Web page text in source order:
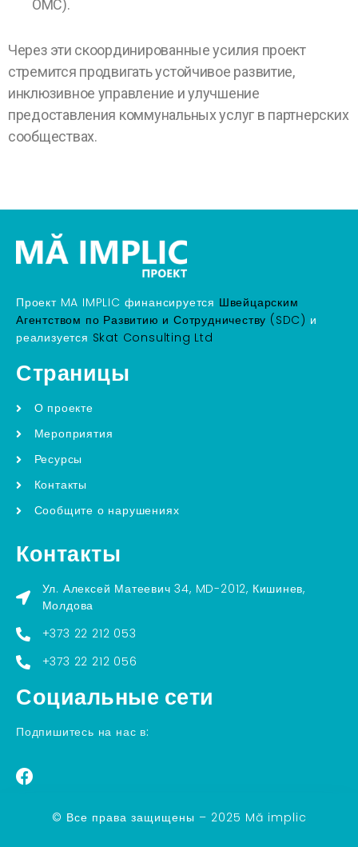
ОМС).
Через эти скоординированные усилия проект
стремится продвигать устойчивое развитие,
инклюзивное управление и улучшение
предоставления коммунальных услуг в партнерских
сообществах.
Проект MA IMPLIC финансируется Швейцарским
Агентством по Развитию и Сотрудничеству (SDC) и
реализуется Skat Consulting Ltd
Страницы
О проекте
Мероприятия
Ресурсы
Контакты
Сообщите о нарушениях
Контакты
Ул. Алексей Матеевич 34, MD-2012, Кишинев,
Молдова
+373 22 212 053
+373 22 212 056
Социальные сети
Подпишитесь на нас в:
© Все права защищены – 2025 Mă implic